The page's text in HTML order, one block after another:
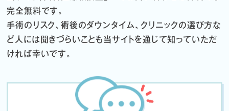
完全無料です。
手術のリスク、術後のダウンタイム、クリニックの選び方な
ど 人には聞きづらいことも当サイトを通じて知っていただ
ければ幸いです。